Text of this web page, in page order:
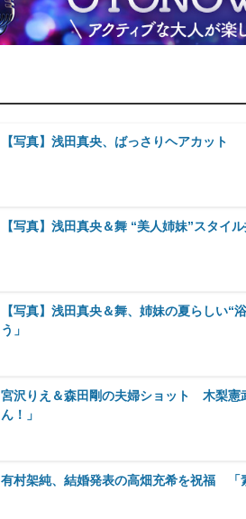
【写真】浅田真央、ばっさりヘアカット
【写真】浅田真央＆舞 “美人姉妹”スタイ
【写真】浅田真央＆舞、姉妹の夏らしい“
う」
宮沢りえ＆森田剛の夫婦ショット 木梨
ん！」
有村架純、結婚発表の高畑充希を祝福 「